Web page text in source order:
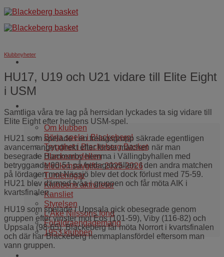
Skip
to
content
Om klubben
Börja spela i Blackeberg!
Trygghet i Blackeberg Basket
Blackemodellen
Medlemsavgifter 2025-2026
Turneringar
Klubbens aktiviteter
Kansliet
Styrelsen
L Åke Nilssons fond
Föräldraengagemang
1953 klubben
Klubbnyheter
HU17, U19 och U21 vidare till Elite Eight
i USM
Samtliga våra tre lag på herrsidan lyckades ta sig vidare till
Elite Eight efter helgens USM-spel.
HU21 som spelade i en trelagsgrupp säkrade egentligen
avancemanget direkt efter första matchen när man
besegrade Hammarby hemma i Vällingbyhallen med
betryggande 90-51 på fredagskvällen. I den andra matchen
på lördagen mot Nässjö blev det dock förlust med 75-59.
HU21 blev därmed tvåa i gruppen och får möta AIK i
kvartsfinalen.
HU19 som spelade i Uppsala gick obesegrade genom
gruppen efter vinster mot Eos (101-59), Viby (116-82) och
Uppsala (98-65). Blackeberg får möta Norrort i kvartsfinalen
och där har Blackeberg hemmaplansfördel eftersom man
vann gruppen.